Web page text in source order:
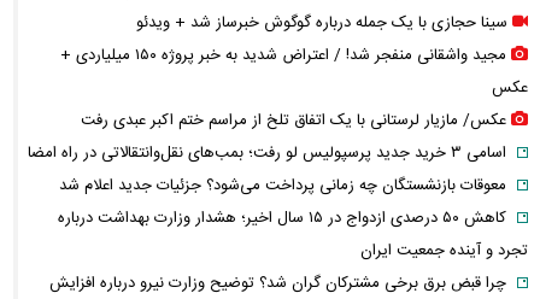
سینا حجازی با یک جمله درباره گوگوش خبرساز شد + ویدئو
مجید واشقانی منفجر شد! / اعتراض شدید به خبر پروژه ۱۵۰ میلیاردی +
عکس
عکس/ مازیار لرستانی با یک اتفاق تلخ از مراسم ختم اکبر عبدی رفت
اسامی ۳ خرید جدید پرسپولیس لو رفت؛ بمب‌های نقل‌وانتقالاتی در راه امضا
معوقات بازنشستگان چه زمانی پرداخت می‌شود؟ جزئیات جدید اعلام شد
کاهش ۵۰ درصدی ازدواج در ۱۵ سال اخیر؛ هشدار وزارت بهداشت درباره
تجرد و آینده جمعیت ایران
چرا قبض برق برخی مشترکان گران شد؟ توضیح وزارت نیرو درباره افزایش